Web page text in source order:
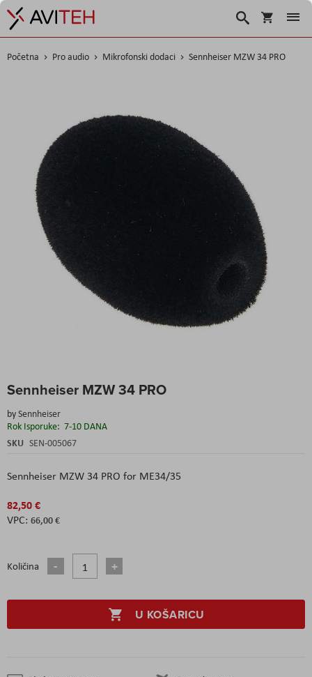
Košarica
Traži
Početna Pro audio Mikrofonski dodaci Sennheiser MZW 34 PRO
Sennheiser MZW 34 PRO
bySennheiser
Rok Isporuke: 7-10 DANA
SKU SEN-005067
Sennheiser MZW 34 PRO for ME34/35
82,50 €
66,00 €
Količina
U KOŠARICU
to
beginning
of
the